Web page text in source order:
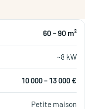
60 – 90 m²
~8 kW
10 000 – 13 000 €
Petite maison